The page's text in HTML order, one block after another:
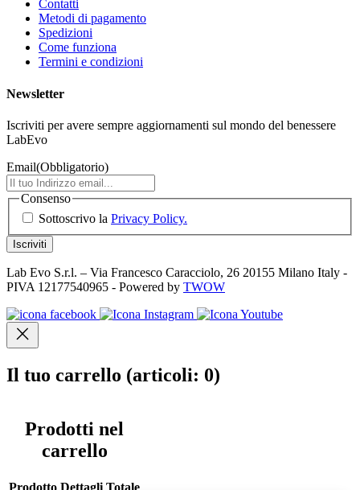
Contatti
Metodi di pagamento
Spedizioni
Come funziona
Termini e condizioni
Newsletter
Iscriviti per avere sempre aggiornamenti sul mondo del benessere
LabEvo
Email(Obbligatorio)
Consenso
Sottoscrivo la Privacy Policy.
Lab Evo S.r.l. – Via Francesco Caracciolo, 26 20155 Milano Italy -
PIVA 12177540965 - Powered by TWOW
Il tuo carrello (articoli: 0)
Prodotti nel
carrello
Prodotto Dettagli Totale